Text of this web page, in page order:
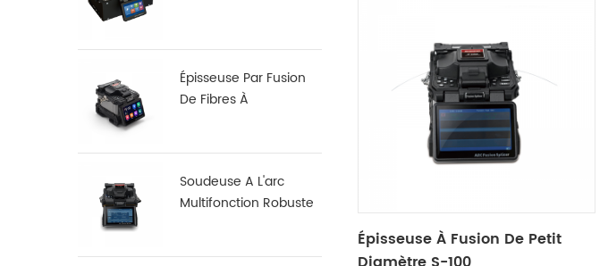
Épisseuse Par Fusion
De Fibres À
Soudeuse A L'arc
Multifonction Robuste
Épisseuse À Fusion De Petit